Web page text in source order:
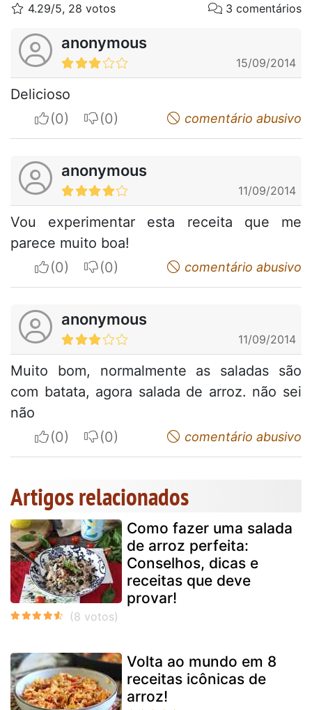
4.29/5, 28 votos 3 comentários
anonymous
15/09/2014
Delicioso
I apreciateI do not appreciatecomentário abusivo
anonymous
11/09/2014
Vou experimentar esta receita que me
parece muito boa!
I apreciateI do not appreciatecomentário abusivo
anonymous
11/09/2014
Muito bom, normalmente as saladas são
com batata, agora salada de arroz. não sei
não
I apreciateI do not appreciatecomentário abusivo
Artigos relacionados
Como fazer uma salada
de arroz perfeita:
Conselhos, dicas e
receitas que deve
provar!
Volta ao mundo em 8
receitas icônicas de
arroz!